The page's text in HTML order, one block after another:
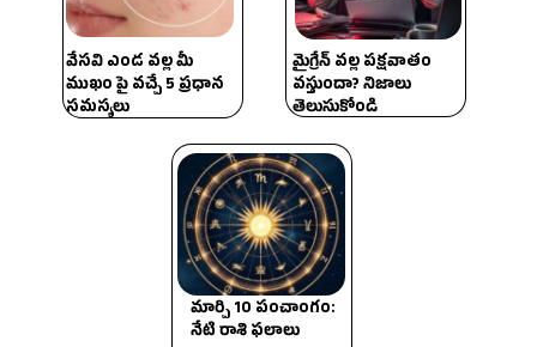
మైగ్రేన్ వల్ల పక్షవాతం
వస్తుందా? నిజాలు
తెలుసుకోండి
వేసవి ఎండ వల్ల మీ
ముఖం పై వచ్చే 5 ప్రధాన
సమస్యలు
మార్చి 10 పంచాంగం:
నేటి రాశి ఫలాలు